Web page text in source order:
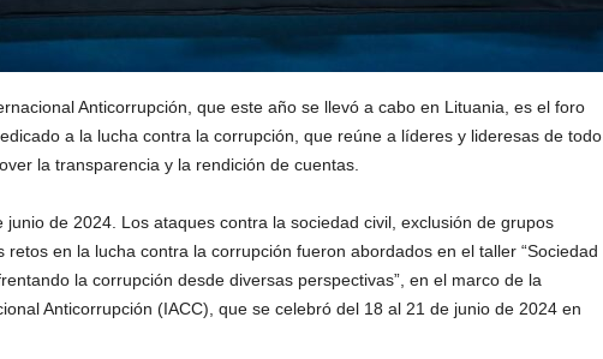
Anticorrupción, que este año se llevó a cabo en Lituania, es el foro
a la lucha contra la corrupción, que reúne a líderes y lideresas de todo
la transparencia y la rendición de cuentas.
junio de 2024. Los ataques contra la sociedad civil, exclusión de grupos
retos en la lucha contra la corrupción fueron abordados en el taller “Sociedad
la corrupción desde diversas perspectivas”, en el marco de la
Anticorrupción (IACC), que se celebró del 18 al 21 de junio de 2024 en